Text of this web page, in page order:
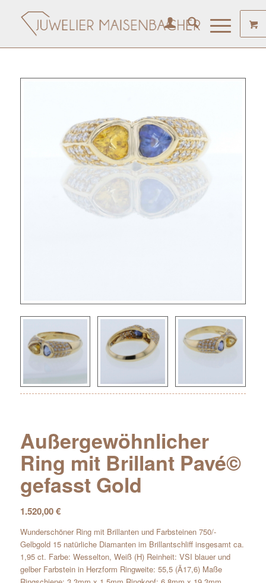
Außergewöhnlicher
Ring mit Brillant Pavé©
gefasst Gold
1.520,00€
Wunderschöner Ring mit Brillanten und Farbsteinen 750/-
Gelbgold 15 natürliche Diamanten im Brillantschliff insgesamt ca.
1,95 ct. Farbe: Wesselton, Weiß (H) Reinheit: VSI blauer und
gelber Farbstein in Herzform Ringweite: 55,5 (Ã17,6) Maße